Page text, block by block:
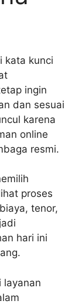
kata kunci
ingin
dan sesuai
karena
online
resmi.
proses
tenor,
hari ini
layanan